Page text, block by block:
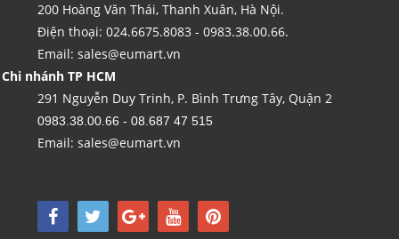
200 Hoàng Văn Thái, Thanh Xuân, Hà Nội.
Điện thoại: 024.6675.8083 - 0983.38.00.66.
Email: sales@eumart.vn
Chi nhánh TP HCM
291 Nguyễn Duy Trinh, P. Bình Trưng Tây, Quận 2
0983.38.00.66 - 08.687 47 515
Email: sales@eumart.vn